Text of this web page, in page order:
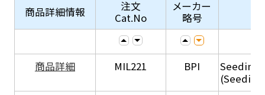
商品詳細情報
注文
Cat.No
メーカー
略号
商品詳細 MIL221 BPI
Seeding